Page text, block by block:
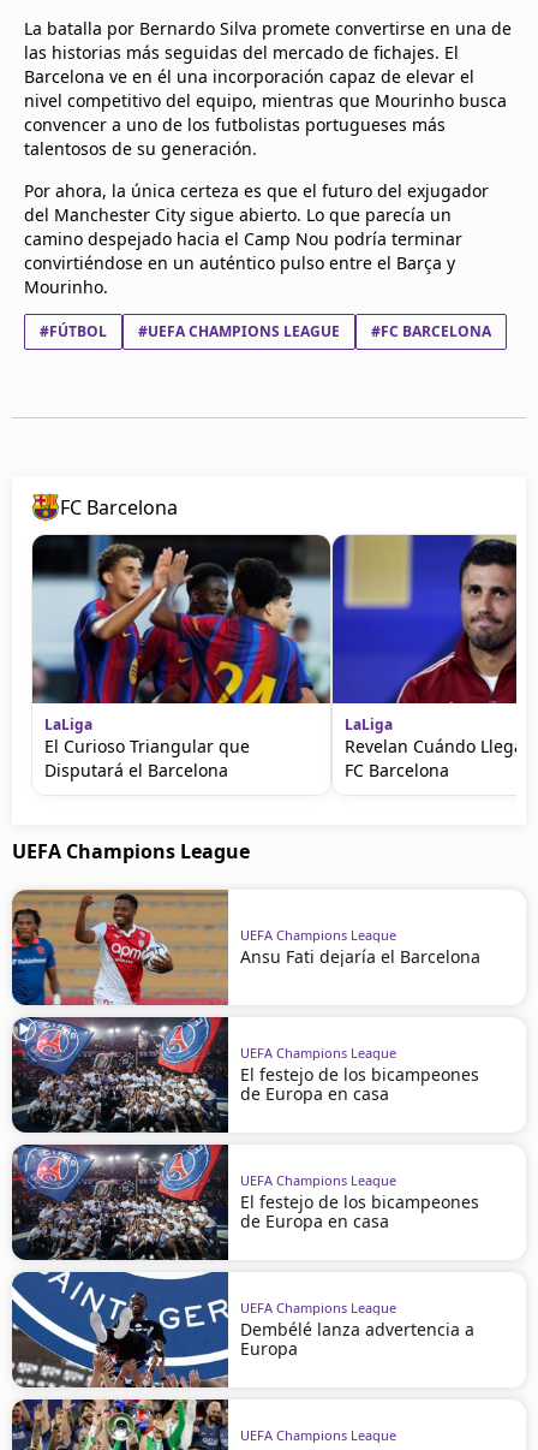
La batalla por Bernardo Silva promete convertirse en una de
las historias más seguidas del mercado de fichajes. El
Barcelona ve en él una incorporación capaz de elevar el
nivel competitivo del equipo, mientras que Mourinho busca
convencer a uno de los futbolistas portugueses más
talentosos de su generación.
Por ahora, la única certeza es que el futuro del exjugador
del Manchester City sigue abierto. Lo que parecía un
camino despejado hacia el Camp Nou podría terminar
convirtiéndose en un auténtico pulso entre el Barça y
Mourinho.
#FÚTBOL #UEFA CHAMPIONS LEAGUE #FC BARCELONA
FC Barcelona
LaLiga
El Curioso Triangular que
Disputará el Barcelona
LaLiga
Revelan Cuándo
FC Barcelona
UEFA Champions League
UEFA Champions League
Ansu Fati dejaría el Barcelona
UEFA Champions League
El festejo de los bicampeones
de Europa en casa
UEFA Champions League
El festejo de los bicampeones
de Europa en casa
UEFA Champions League
Dembélé lanza advertencia a
Europa
UEFA Champions League